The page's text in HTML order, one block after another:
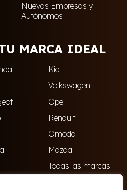
Nuevas Empresas y
Autónomos
MARCA IDEAL
Kia
Volkswagen
Opel
Renault
Omoda
Mazda
Todas las marcas